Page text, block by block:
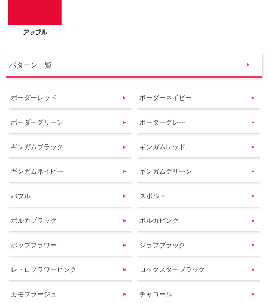
パターン一覧
ボーダーレッド
ボーダーグリーン
ギンガムブラック
ギンガムネイビー
バブル
ポルカブラック
ポップフラワー
レトロフラワーピンク
カモフラージュ
ボーダーネイビー
ボーダーグレー
ギンガムレッド
ギンガムグリーン
スポルト
ポルカピンク
ジラフブラック
ロックスターブラック
チャコール